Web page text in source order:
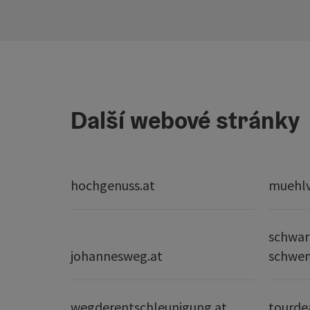
Další webové stránky
hochgenuss.at
johannesweg.at